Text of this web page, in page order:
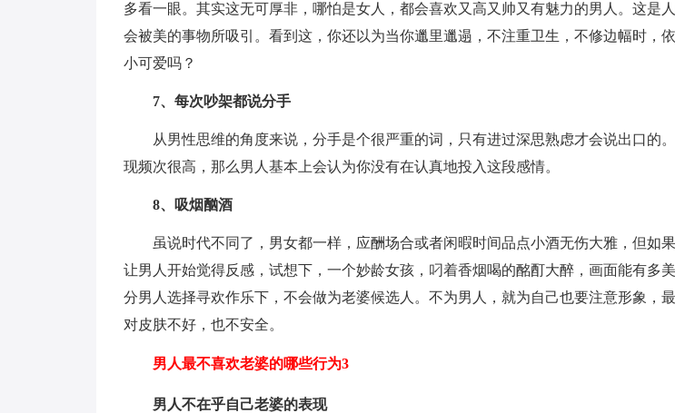
多看一眼。其实这无可厚非，哪怕是女人，都会喜欢又高又帅又有魅力的男人。这是
会被美的事物所吸引。看到这，你还以为当你邋里邋遢，不注重卫生，不修边幅时，
小可爱吗？
7、每次吵架都说分手
从男性思维的角度来说，分手是个很严重的词，只有进过深思熟虑才会说出口的
现频次很高，那么男人基本上会认为你没有在认真地投入这段感情。
8、吸烟酗酒
虽说时代不同了，男女都一样，应酬场合或者闲暇时间品点小酒无伤大雅，但如
让男人开始觉得反感，试想下，一个妙龄女孩，叼着香烟喝的酩酊大醉，画面能有多
分男人选择寻欢作乐下，不会做为老婆候选人。不为男人，就为自己也要注意形象，
对皮肤不好，也不安全。
男人最不喜欢老婆的哪些行为3
男人不在乎自己老婆的表现